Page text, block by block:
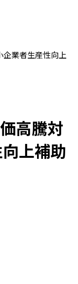
業者生産性向上
高騰対
上補助